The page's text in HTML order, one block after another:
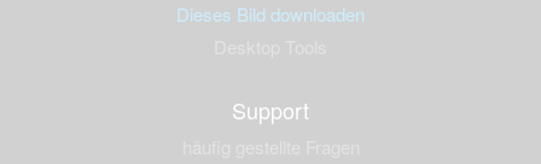
Dieses Bild downloaden
Support